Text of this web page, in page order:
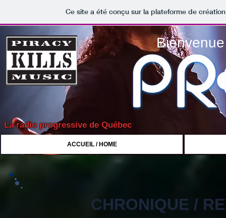
Ce site a été conçu sur la plateforme de
La radio progressive de Québec
CHRONIQUE /
ACCUEIL / HOME